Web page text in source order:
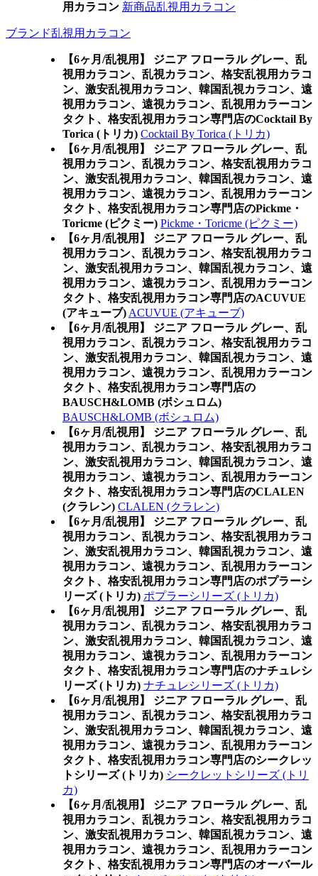
用カラコン 新商品乱視用カラコン
ブランド乱視用カラコン
【6ヶ月/乱視用】 ジニア フローラル グレー、乱
視用カラコン、乱視カラコン、格安乱視用カラコ
ン、激安乱視用カラコン、韓国乱視カラコン、遠
視用カラコン、遠視カラコン、乱視用カラーコン
タクト、格安乱視用カラコン専門店のCocktail By
Torica (トリカ) Cocktail By Torica (トリカ)
【6ヶ月/乱視用】 ジニア フローラル グレー、乱
視用カラコン、乱視カラコン、格安乱視用カラコ
ン、激安乱視用カラコン、韓国乱視カラコン、遠
視用カラコン、遠視カラコン、乱視用カラーコン
タクト、格安乱視用カラコン専門店のPickme・
Toricme (ピクミー) Pickme・Toricme (ピクミー)
【6ヶ月/乱視用】 ジニア フローラル グレー、乱
視用カラコン、乱視カラコン、格安乱視用カラコ
ン、激安乱視用カラコン、韓国乱視カラコン、遠
視用カラコン、遠視カラコン、乱視用カラーコン
タクト、格安乱視用カラコン専門店のACUVUE
(アキューブ) ACUVUE (アキューブ)
【6ヶ月/乱視用】 ジニア フローラル グレー、乱
視用カラコン、乱視カラコン、格安乱視用カラコ
ン、激安乱視用カラコン、韓国乱視カラコン、遠
視用カラコン、遠視カラコン、乱視用カラーコン
タクト、格安乱視用カラコン専門店の
BAUSCH&LOMB (ボシュロム)
BAUSCH&LOMB (ボシュロム)
【6ヶ月/乱視用】 ジニア フローラル グレー、乱
視用カラコン、乱視カラコン、格安乱視用カラコ
ン、激安乱視用カラコン、韓国乱視カラコン、遠
視用カラコン、遠視カラコン、乱視用カラーコン
タクト、格安乱視用カラコン専門店のCLALEN
(クラレン) CLALEN (クラレン)
【6ヶ月/乱視用】 ジニア フローラル グレー、乱
視用カラコン、乱視カラコン、格安乱視用カラコ
ン、激安乱視用カラコン、韓国乱視カラコン、遠
視用カラコン、遠視カラコン、乱視用カラーコン
タクト、格安乱視用カラコン専門店のポプラーシ
リーズ (トリカ) ポプラーシリーズ (トリカ)
【6ヶ月/乱視用】 ジニア フローラル グレー、乱
視用カラコン、乱視カラコン、格安乱視用カラコ
ン、激安乱視用カラコン、韓国乱視カラコン、遠
視用カラコン、遠視カラコン、乱視用カラーコン
タクト、格安乱視用カラコン専門店のナチュレシ
リーズ (トリカ) ナチュレシリーズ (トリカ)
【6ヶ月/乱視用】 ジニア フローラル グレー、乱
視用カラコン、乱視カラコン、格安乱視用カラコ
ン、激安乱視用カラコン、韓国乱視カラコン、遠
視用カラコン、遠視カラコン、乱視用カラーコン
タクト、格安乱視用カラコン専門店のシークレッ
トシリーズ (トリカ) シークレットシリーズ (トリ
カ)
【6ヶ月/乱視用】 ジニア フローラル グレー、乱
視用カラコン、乱視カラコン、格安乱視用カラコ
ン、激安乱視用カラコン、韓国乱視カラコン、遠
視用カラコン、遠視カラコン、乱視用カラーコン
タクト、格安乱視用カラコン専門店のオーバール